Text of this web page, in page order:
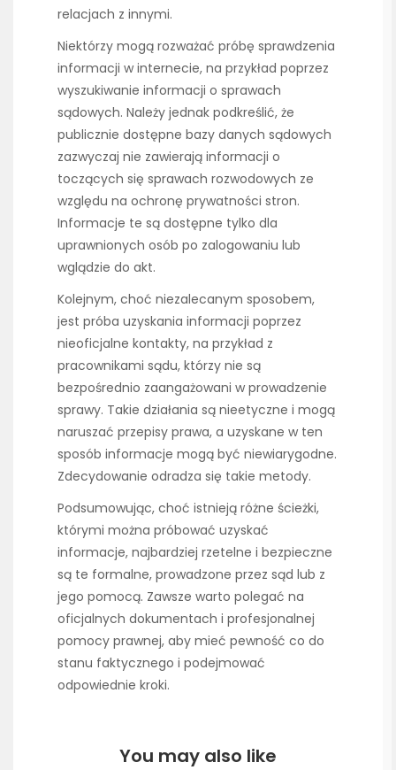
relacjach z innymi.
Niektórzy mogą rozważać próbę sprawdzenia
informacji w internecie, na przykład poprzez
wyszukiwanie informacji o sprawach
sądowych. Należy jednak podkreślić, że
publicznie dostępne bazy danych sądowych
zazwyczaj nie zawierają informacji o
toczących się sprawach rozwodowych ze
względu na ochronę prywatności stron.
Informacje te są dostępne tylko dla
uprawnionych osób po zalogowaniu lub
wglądzie do akt.
Kolejnym, choć niezalecanym sposobem,
jest próba uzyskania informacji poprzez
nieoficjalne kontakty, na przykład z
pracownikami sądu, którzy nie są
bezpośrednio zaangażowani w prowadzenie
sprawy. Takie działania są nieetyczne i mogą
naruszać przepisy prawa, a uzyskane w ten
sposób informacje mogą być niewiarygodne.
Zdecydowanie odradza się takie metody.
Podsumowując, choć istnieją różne ścieżki,
którymi można próbować uzyskać
informacje, najbardziej rzetelne i bezpieczne
są te formalne, prowadzone przez sąd lub z
jego pomocą. Zawsze warto polegać na
oficjalnych dokumentach i profesjonalnej
pomocy prawnej, aby mieć pewność co do
stanu faktycznego i podejmować
odpowiednie kroki.
You may also like